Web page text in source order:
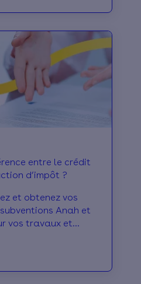
entre le crédit
d’impôt ?
et obtenez vos
Anah et
vos travaux et